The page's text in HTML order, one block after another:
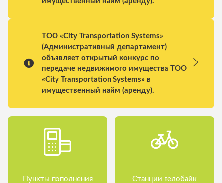
ТОО «City Transportation Systems»
(Административный департамент)
объявляет открытый конкурс по
передаче недвижимого имущества ТОО
«City Transportation Systems» в
имущественный найм (аренду).
Пункты пополнения Станции велобайк